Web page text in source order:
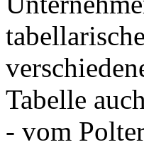
Tabelle
- vom